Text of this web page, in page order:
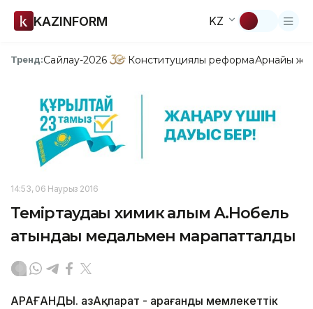
KAZINFORM KZ
Тренд:Сайлау-2026 Конституциялық реформаАрнайы
14:53, 06 Наурыз 2016
Теміртаудағы химик ғалым А.Нобель
атындағы медальмен марапатталды
ҚАРАҒАНДЫ. ҚазАқпарат - Қарағанды мемлекеттік